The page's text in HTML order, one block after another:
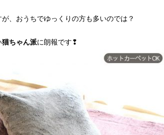
、おうちでゆっくりの方も多いのでは？
猫ちゃん派に朗報です❢